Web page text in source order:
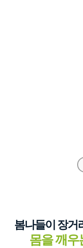
봄나들이 장거
몸을 깨우